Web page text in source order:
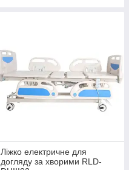
Ліжко електричне для
догляду за хворими RLD-